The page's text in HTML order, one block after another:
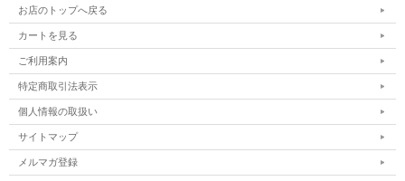
お店のトップへ戻る
カートを見る
ご利用案内
特定商取引法表示
個人情報の取扱い
サイトマップ
メルマガ登録